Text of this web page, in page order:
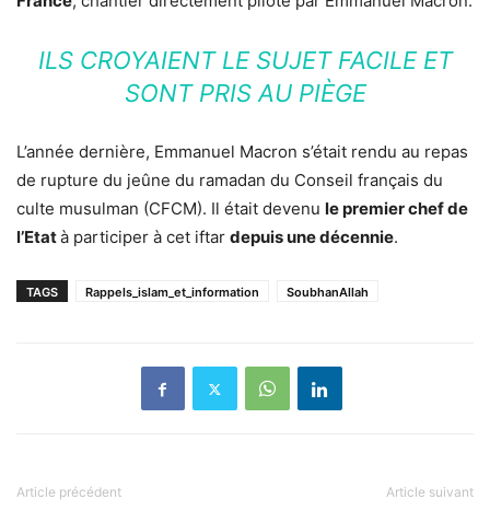
ILS CROYAIENT LE SUJET FACILE ET
SONT PRIS AU PIÈGE
L’année dernière, Emmanuel Macron s’était rendu au repas
de rupture du jeûne du ramadan du Conseil français du
culte musulman (CFCM). Il était devenu le premier chef de
l’Etatà participer à cet iftar depuis une décennie.
TAGS Rappels_islam_et_information SoubhanAllah
Article précédent Article suivant